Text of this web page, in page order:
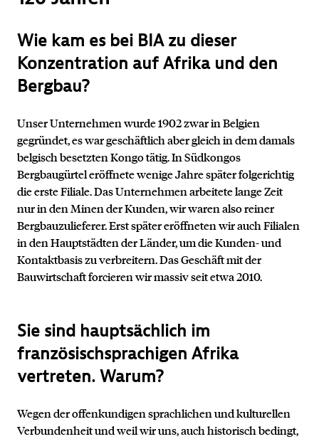
Wie kam es bei BIA zu dieser
Konzentration auf Afrika und den
Bergbau?
Unser Unternehmen wurde 1902 zwar in Belgien
gegründet, es war geschäftlich aber gleich in dem damals
belgisch besetzten Kongo tätig. In Südkongos
Bergbaugürtel eröffnete wenige Jahre später folgerichtig
die erste Filiale. Das Unternehmen arbeitete lange Zeit
nur in den Minen der Kunden, wir waren also reiner
Bergbauzulieferer. Erst später eröffneten wir auch Filialen
in den Hauptstädten der Länder, um die Kunden- und
Kontaktbasis zu verbreitern. Das Geschäft mit der
Bauwirtschaft forcieren wir massiv seit etwa 2010.
Sie sind hauptsächlich im
französischsprachigen Afrika
vertreten. Warum?
Wegen der offenkundigen sprachlichen und kulturellen
Verbundenheit und weil wir uns, auch historisch bedingt,